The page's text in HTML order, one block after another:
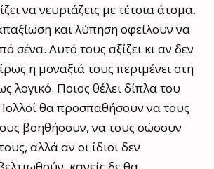
να νευριάζεις με τέτοια άτομα.
και λύπηση οφείλουν να
σένα. Αυτό τους αξίζει κι αν δεν
η μοναξιά τους περιμένει στη
λογικό. Ποιος θέλει δίπλα του
θα προσπαθήσουν να τους
βοηθήσουν, να τους σώσουν
αλλά αν οι ίδιοι δεν